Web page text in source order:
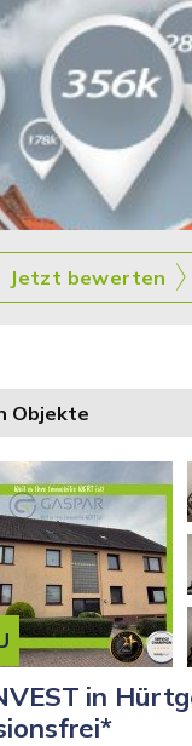
Jetzt bewerten
Objekte
in